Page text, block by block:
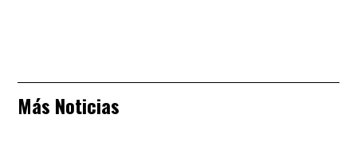
Más Noticias